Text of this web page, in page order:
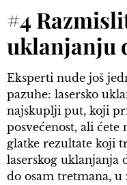
#4
uklanjanju
Eksperti nude još
pazuhe: lasersko
najskuplji put, koji
posvećenost, ali
glatke rezultate koji
laserskog uklanjanja
do osam tretmana, u